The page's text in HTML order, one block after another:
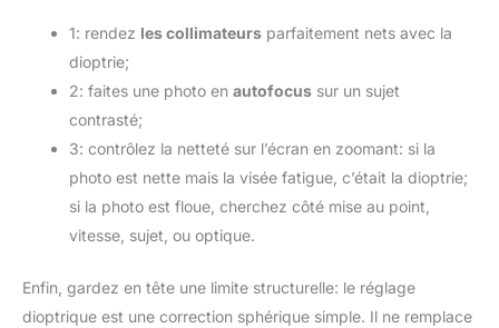
1: rendez les collimateurs parfaitement nets avec la
dioptrie;
2: faites une photo en autofocus sur un sujet
contrasté;
3: contrôlez la netteté sur l’écran en zoomant: si la
photo est nette mais la visée fatigue, c’était la dioptrie;
si la photo est floue, cherchez côté mise au point,
vitesse, sujet, ou optique.
Enfin, gardez en tête une limite structurelle: le réglage
dioptrique est une correction sphérique simple. Il ne remplace